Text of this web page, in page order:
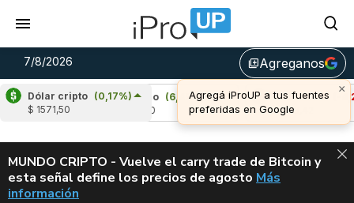
7/8/2026 library_addAgreganos
Dólar cripto (0,17%)
$ 1571,50
Cardano
(6,49%)
Avalanche (-4,27%)
u$s 6,42
ALERTA
MUNDO CRIPTO - Vuelve el carry trade de Bitcoin y
esta señal define los precios de agosto VUELVE EL
Más
información